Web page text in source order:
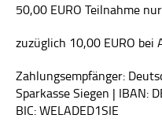
50,00 EURO Teilnahme
zuzüglich 10,00 EURO bei
Zahlungsempfänger:
Sparkasse Siegen | IBAN:
BIC: WELADED1SIE